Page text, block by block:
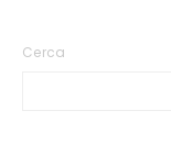
Cerca